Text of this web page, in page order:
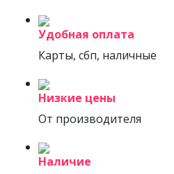
Удобная оплата
Карты, сбп, наличные
Низкие цены
От производителя
Наличие